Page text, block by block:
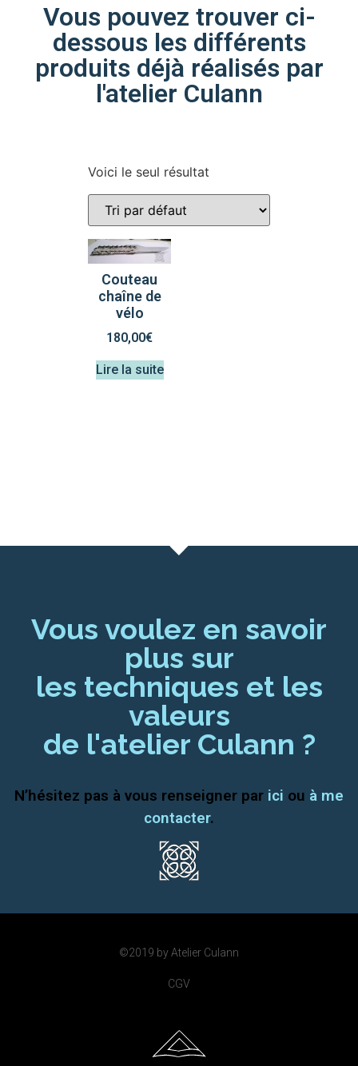
Vous pouvez trouver ci-
dessous les différents
produits déjà réalisés par
l'atelier Culann
Voici le seul résultat
Couteau
chaîne de
vélo
180,00€
Lire la suite
Vous voulez en savoir
plus sur
les techniques et les
valeurs
de l'atelier Culann ?
N’hésitez pas à vous renseigner par ici ou à me
contacter.
©2019 by Atelier Culann
CGV